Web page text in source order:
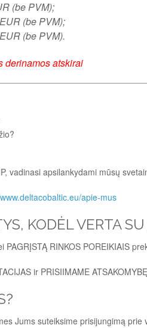
(be PVM);
(be PVM);
(be PVM).
atskirai
vadinasi apsilankydami mūsų
apie-mus
KODĖL VERTA
PAGRĮSTĄ RINKOS POREIKIAIS
ir PRISIIMAME
Jums suteiksime prisijungimą prie